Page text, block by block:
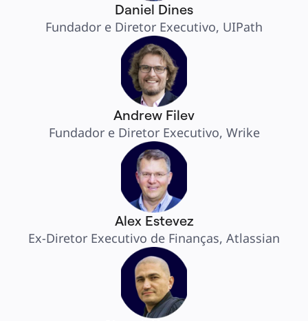
Daniel Dines
Fundador e Diretor Executivo, UIPath
Andrew Filev
Fundador e Diretor Executivo, Wrike
Alex Estevez
Ex-Diretor Executivo de Finanças, Atlassian